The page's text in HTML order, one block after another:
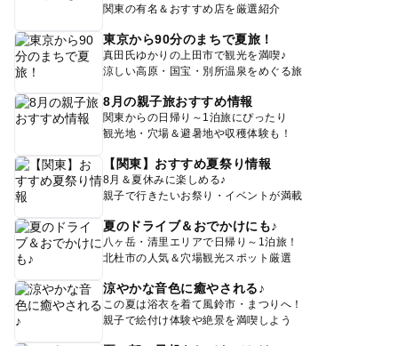
関東の有名＆おすすめ店を厳選紹介
東京から90分のまちで夏旅！
真田氏ゆかりの上田市で観光を満喫♪
涼しい高原・国宝・別所温泉をめぐる旅
8月の親子旅おすすめ情報
関東からの日帰り～1泊旅にぴったり
観光地・穴場＆避暑地や収穫体験も！
【関東】おすすめ夏祭り情報
8月＆夏休みに楽しめる♪
親子で行きたいお祭り・イベントが満載
夏のドライブ＆おでかけにも♪
八ヶ岳・清里エリアで日帰り～1泊旅！
北杜市の人気＆穴場観光スポット厳選
涼やかな音色に癒やされる♪
この夏は浴衣を着て風鈴市・まつりへ！
親子で絵付け体験や絶景を満喫しよう